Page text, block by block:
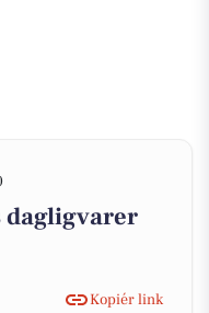
dagligvarer
Kopiér link